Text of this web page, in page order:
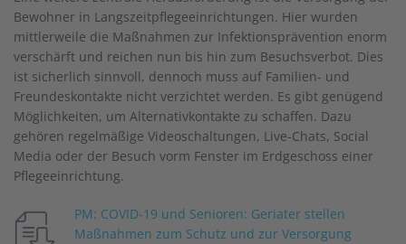
Bewohner in Langszeitpflegeeinrichtungen. Hier wurden
mittlerweile die Maßnahmen zur Infektionsprävention enorm
verschärft und reichen nun bis hin zum Besuchsverbot. Dies
ist sicherlich sinnvoll, dennoch muss auf Familien- und
Freundeskontakte nicht verzichtet werden. Es gibt genügend
Möglichkeiten, um Alternativkontakte zu schaffen. Dazu
gehören regelmäßige Videoschaltungen, Live-Chats, Social
Media oder der Besuch vorm Fenster im Erdgeschoss einer
Pflegeeinrichtung.
PM: COVID-19 und Senioren: Geriater stellen
Maßnahmen zum Schutz und zur Versorgung